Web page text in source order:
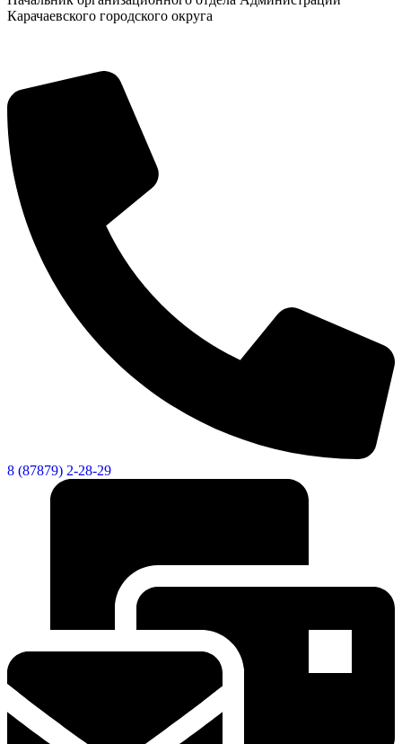
Новости
Газета "Минги Тау"
Виртуальная
Культурный
камера
Карачаевского городского округа
8 (87879) 2-28-29